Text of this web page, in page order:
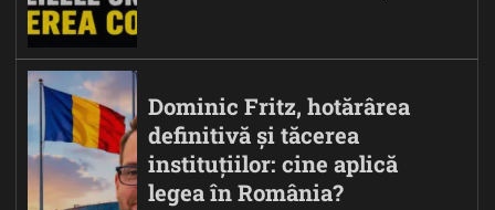
Dominic Fritz, hotărârea
definitivă și tăcerea
instituțiilor: cine aplică
legea în România?